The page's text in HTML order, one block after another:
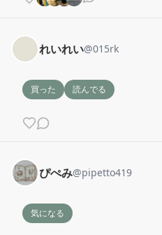
れいれい@015rk
買った 読んでる
ぴぺみ@pipetto419
気になる